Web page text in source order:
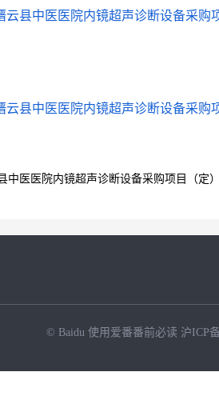
云县中医医院内镜超声诊断设备采购
云县中医医院内镜超声诊断设备采购
中医医院内镜超声诊断设备采购项目（定
© Baidu 使用爱番番前必读 沪ICP